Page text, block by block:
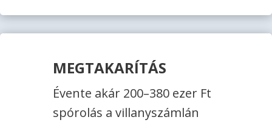
MEGTAKARÍTÁS
Évente akár 200–380 ezer Ft
spórolás a villanyszámlán